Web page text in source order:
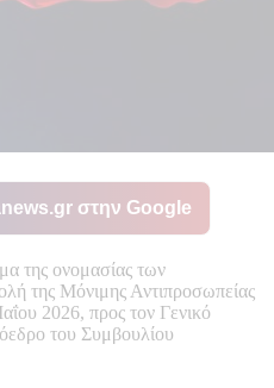
στην Google
της ονομασίας των
της Μόνιμης Αντιπροσωπείας
2026, προς τον Γενικό
του Συμβουλίου